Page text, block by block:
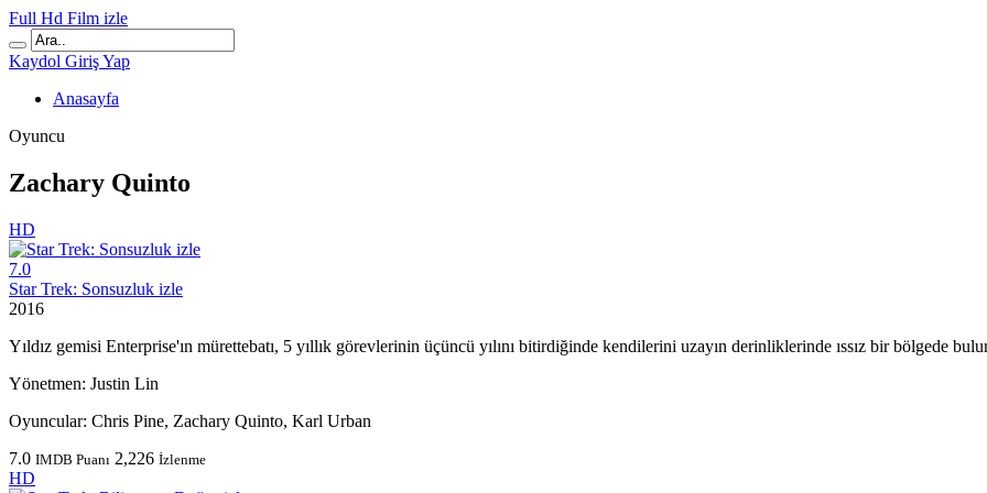
Full Hd Film izle
Kaydol Giriş Yap
Anasayfa
Oyuncu
Zachary Quinto
HD
7.0
Star Trek: Sonsuzluk izle
2016
Yıldız gemisi Enterprise'ın mürettebatı, 5 yıllık görevlerinin üçüncü yılını bitirdiğinde kendilerini uzayın derinliklerinde ıssız bir bölgede
Yönetmen: Justin Lin
Oyuncular: Chris Pine, Zachary Quinto, Karl Urban
7.0 IMDB Puanı 2,226 İzlenme
HD